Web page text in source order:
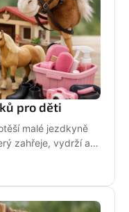
pro děti
malé jezdkyně
zahřeje, vydrží a